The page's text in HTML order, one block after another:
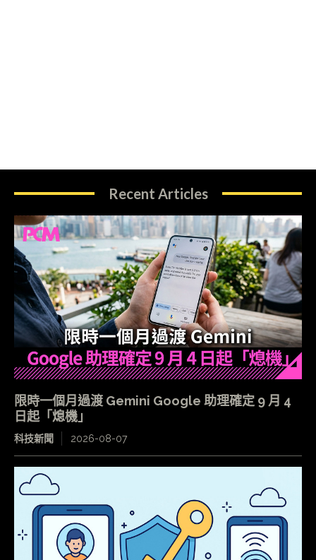
Recent Articles
限時一個月過渡 Gemini Google 助理確定 9 月 4
日起「熄機」
科技新聞 2026-08-07